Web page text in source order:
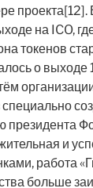
проекта[12].
на ICO,
токенов
о выходе
президента
и
работа
больше